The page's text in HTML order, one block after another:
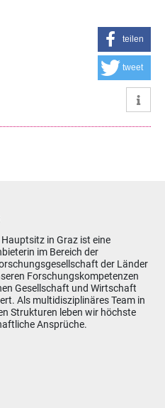
teilen
tweet
Hauptsitz in Graz ist eine
im Bereich der
der Länder
Forschungskompetenzen
Gesellschaft und Wirtschaft
Als multidisziplinäres Team in
Strukturen leben wir höchste
Ansprüche.